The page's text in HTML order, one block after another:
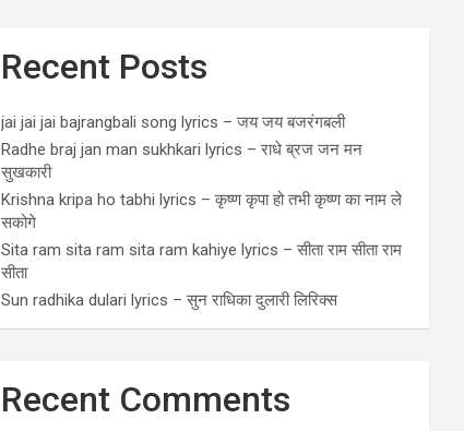
Recent Posts
jai jai jai bajrangbali song lyrics – जय जय बजरंगबली
Radhe braj jan man sukhkari lyrics – राधे ब्रज जन मन
सुखकारी
Krishna kripa ho tabhi lyrics – कृष्ण कृपा हो तभी कृष्ण का नाम ले
सकोगे
Sita ram sita ram sita ram kahiye lyrics – सीता राम सीता राम
सीता
Sun radhika dulari lyrics – सुन राधिका दुलारी लिरिक्स
Recent Comments